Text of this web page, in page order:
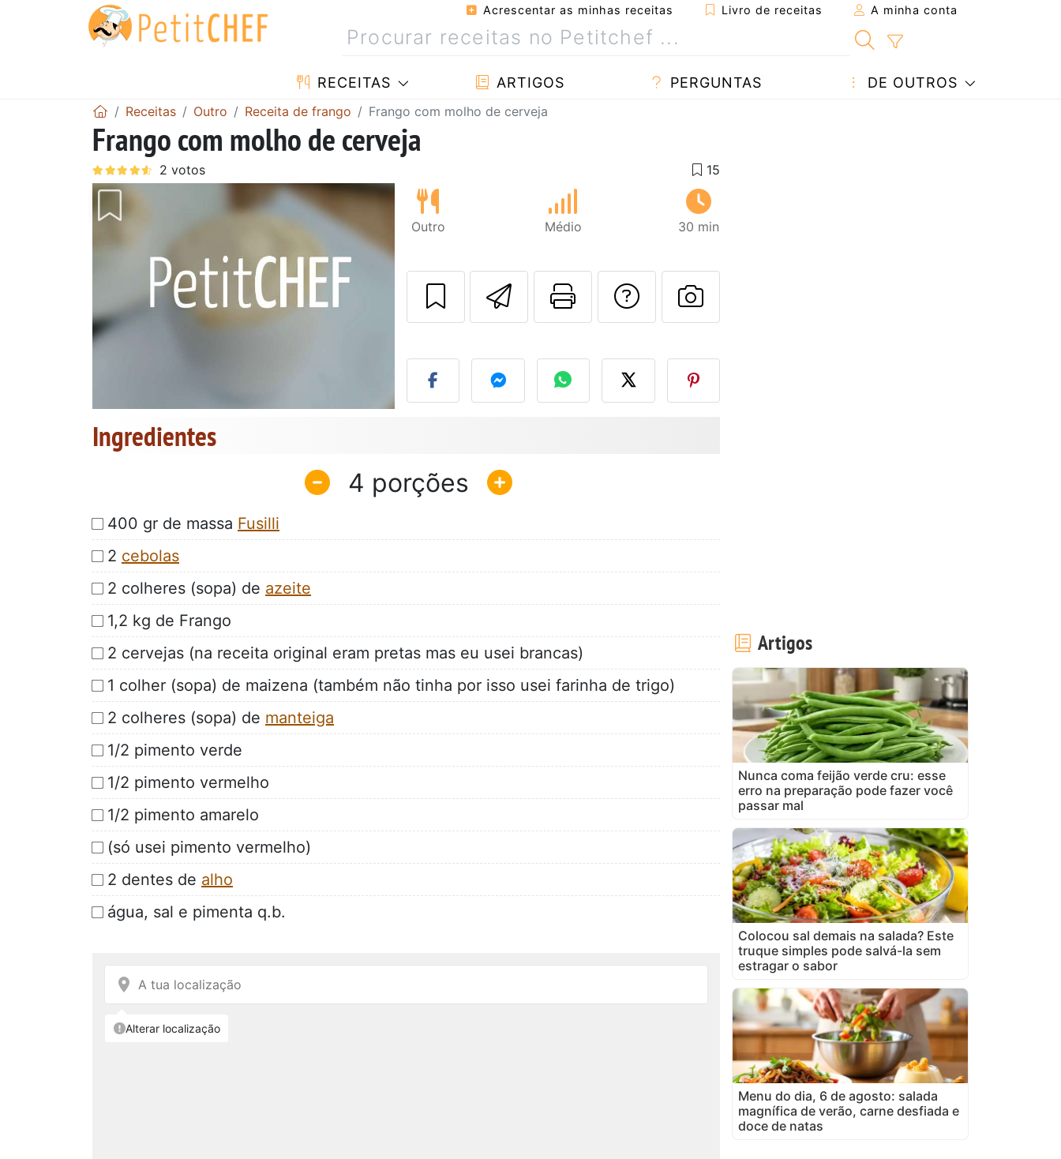
Acrescentar as minhas receitas Livro de receitas A minha conta
RECEITAS ARTIGOS PERGUNTAS DE OUTROS
Receitas Outro Receita de frango Frango com molho de cerveja
Frango com molho de cerveja
Outro Médio 30 min
Enviar esta receita a um amigo
Imprima esta página
Falar com o autor da receita
Fez esta receita? Compartilhe
Ingredientes
4
400 gr de massa Fusilli
2 cebolas
2 colheres (sopa) de azeite
1,2 kg de Frango
2 cervejas (na receita original eram pretas mas eu usei brancas)
1 colher (sopa) de maizena (também não tinha por isso usei farinha de trigo)
2 colheres (sopa) de manteiga
1/2 pimento verde
1/2 pimento vermelho
1/2 pimento amarelo
(só usei pimento vermelho)
2 dentes de alho
água, sal e pimenta q.b.
Artigos
Nunca coma feijão verde cru: esse
erro na preparação pode fazer você
passar mal
Colocou sal demais na salada? Este
truque simples pode salvá-la sem
estragar o sabor
Menu do dia, 6 de agosto: salada
magnífica de verão, carne desfiada e
doce de natas